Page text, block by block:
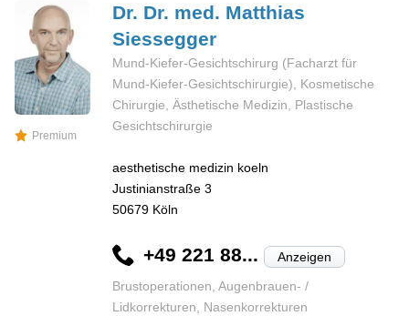
Premium
Dr. Dr. med. Matthias
Siessegger
Mund-Kiefer-Gesichtschirurg (Facharzt für
Mund-Kiefer-Gesichtschirurgie), Kosmetische
Chirurgie, Ästhetische Medizin, Plastische
Gesichtschirurgie
aesthetische medizin koeln
Justinianstraße 3
50679 Köln
+49 221 88... Anzeigen
Brustoperationen, Augenbrauen- /
Lidkorrekturen, Nasenkorrekturen